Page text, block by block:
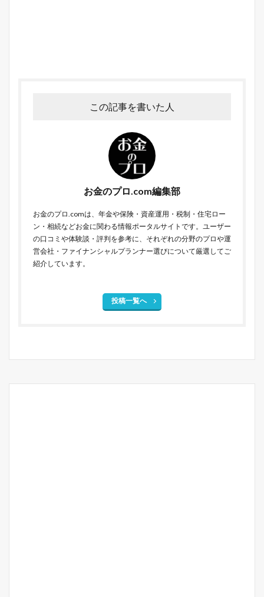
この記事を書いた人
お金のプロ.com編集部
お金のプロ.comは、年金や保険・資産運用・税制・住宅ロー
ン・相続などお金に関わる情報ポータルサイトです。ユーザー
の口コミや体験談・評判を参考に、それぞれの分野のプロや運
営会社・ファイナンシャルプランナー選びについて厳選してご
紹介しています。
投稿一覧へ